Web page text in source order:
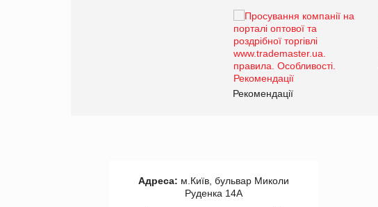
Рекомендації
Адреса: м.Київ, бульвар Миколи
Руденка 14А